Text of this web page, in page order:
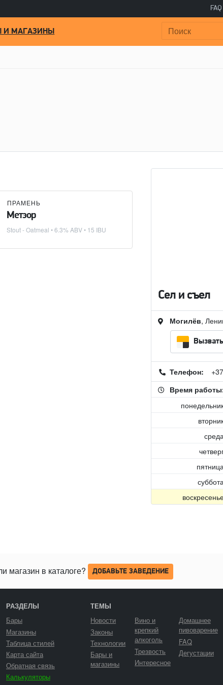
FAQ
Поиск:
И МАГАЗИНЫ
ПРАМЕНЬ
Метэор
Stout - Oatmeal • 6.3% ABV • 15 IBU
Сел и съел
Могилёв,
Телефон:
Время
магазин в каталоге? ДОБАВЬТЕ ЗАВЕДЕНИЕ
РАЗДЕЛЫ
Бары
Магазины
Таблица стилей
Карта сайта
Обратная связь
Калькуляторы
ТЕМЫ
Новости
Законы
Технологии
Бары и
магазины
Вино и
крепкий
алкоголь
Трезвость
Интересное
Домашнее
пивоварение
FAQ
Дегустации